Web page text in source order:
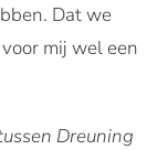
Dat we
mij wel een
Dreuning